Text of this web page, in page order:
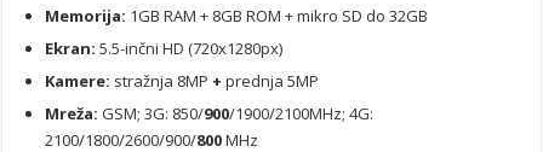
Memorija: 1GB RAM + 8GB ROM + mikro SD do 32GB
Ekran: 5.5-inčni HD (720x1280px)
Kamere: stražnja 8MP +prednja 5MP
Mreža: GSM; 3G: 850/900/1900/2100MHz; 4G:
2100/1800/2600/900/800MHz